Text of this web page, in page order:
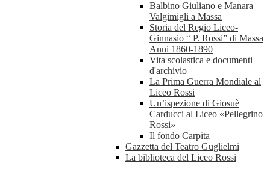
Balbino Giuliano e Manara
Valgimigli a Massa
Storia del Regio Liceo-
Ginnasio “ P. Rossi” di Massa
Anni 1860-1890
Vita scolastica e documenti
d'archivio
La Prima Guerra Mondiale al
Liceo Rossi
Un’ispezione di Giosuè
Carducci al Liceo «Pellegrino
Rossi»
Il fondo Carpita
Gazzetta del Teatro Guglielmi
La biblioteca del Liceo Rossi